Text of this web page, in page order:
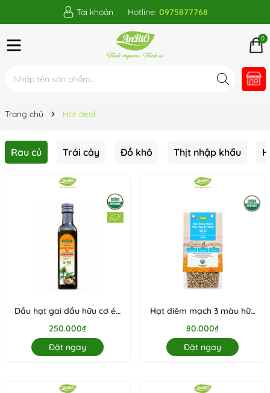
Tài khoản Hotline: 0975877768
0
Trang chủ Hot deal
Rau củ Trái cây Đồ khô Thịt nhập khẩu
Dầu hạt gai dầu hữu cơ ép
250.000₫
Đặt ngay
Hạt diêm mạch 3 màu hữu
80.000₫
Đặt ngay